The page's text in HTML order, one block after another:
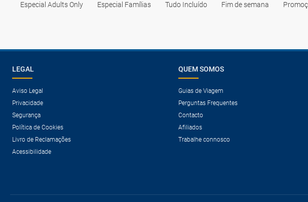
Especial Adults Only Especial Famílias Tudo Incluído Fim de semana
LEGAL
Aviso Legal
Privacidade
Segurança
Política de Cookies
Livro de Reclamações
Acessibilidade
QUEM SOMOS
Guias de Viagem
Perguntas Frequentes
Contacto
Afiliados
Trabalhe connosco